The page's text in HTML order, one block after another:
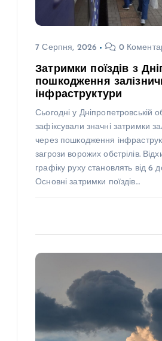
7 Серпня, 2026 0
Затримки поїздів з
пошкодження
інфраструктури
Сьогодні у Дніпропетровській
зафіксували значні затримки
через пошкодження
загрози ворожих обстрілів.
графіку руху становлять від 6
Основні затримки поїздів…